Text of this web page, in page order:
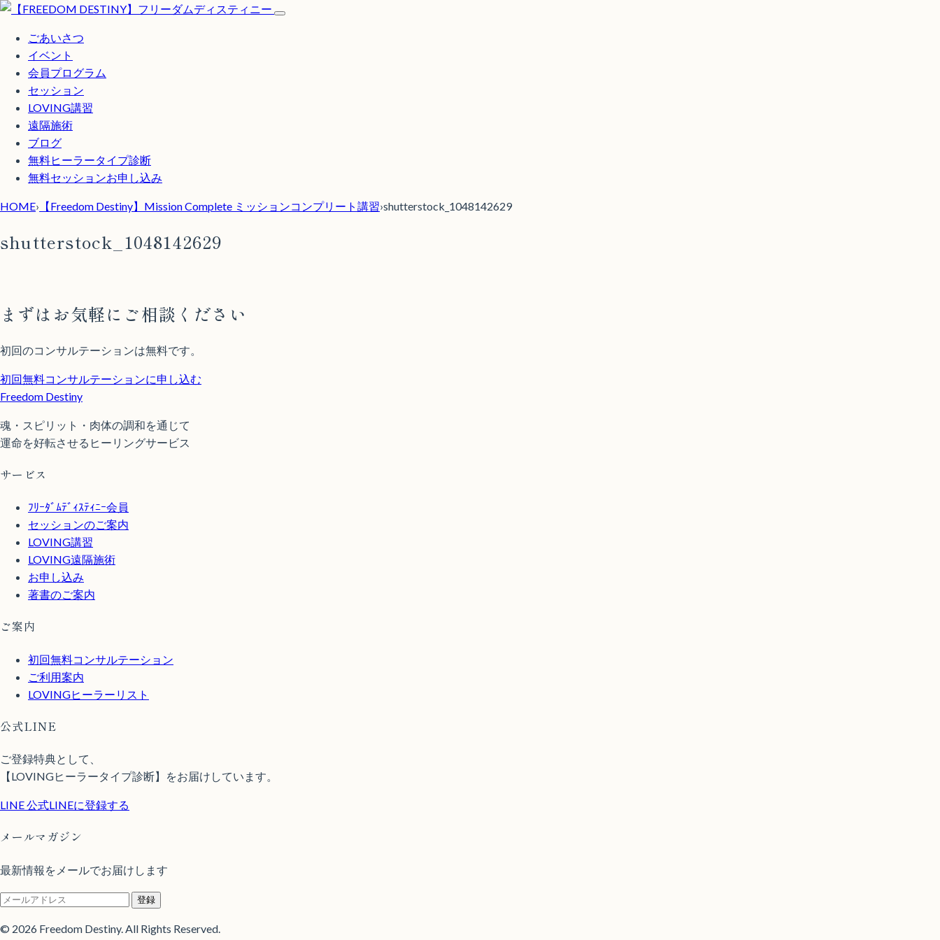
ごあいさつ
イベント
会員プログラム
セッション
LOVING講習
遠隔施術
ブログ
無料ヒーラータイプ診断
無料セッションお申し込み
HOME› 【Freedom Destiny】Mission Complete ミッションコンプリート講習›shutterstock_1048142629
shutterstock_1048142629
まずはお気軽にご相談ください
初回のコンサルテーションは無料です。
初回無料コンサルテーションに申し込む
Freedom Destiny
魂・スピリット・肉体の調和を通じて
運命を好転させるヒーリングサービス
サービス
ﾌﾘｰﾀﾞﾑﾃﾞｨｽﾃｨﾆｰ会員
セッションのご案内
LOVING講習
LOVING遠隔施術
お申し込み
著書のご案内
ご案内
初回無料コンサルテーション
ご利用案内
LOVINGヒーラーリスト
公式LINE
ご登録特典として、
【LOVINGヒーラータイプ診断】をお届けしています。
LINE公式LINEに登録する
メールマガジン
最新情報をメールでお届けします
登録
© 2026 Freedom Destiny. All Rights Reserved.